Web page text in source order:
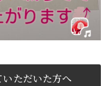
ただいた方へ